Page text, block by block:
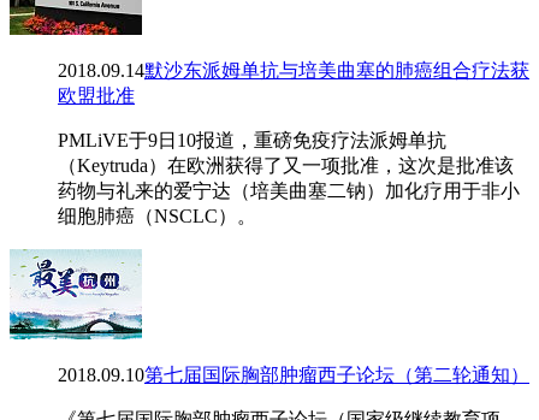
2018.09.14默沙东派姆单抗与培美曲塞的肺癌组合疗法获
欧盟批准
PMLiVE于9日10报道，重磅免疫疗法派姆单抗
（Keytruda）在欧洲获得了又一项批准，这次是批准该
药物与礼来的爱宁达（培美曲塞二钠）加化疗用于非小
细胞肺癌（NSCLC）。
2018.09.10第七届国际胸部肿瘤西子论坛（第二轮通知）